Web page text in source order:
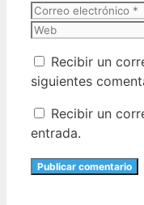
Recibir un
siguientes
Recibir un
entrada.